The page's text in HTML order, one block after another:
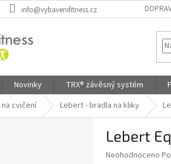
info@vybavenifitness.cz
Novinky TRX® závěsný systém
cvičení Lebert - bradla na kliky
Lebert
Průměrné
Neohodnoceno